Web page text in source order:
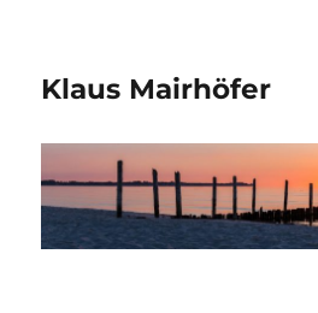
Klaus Mairhöfer